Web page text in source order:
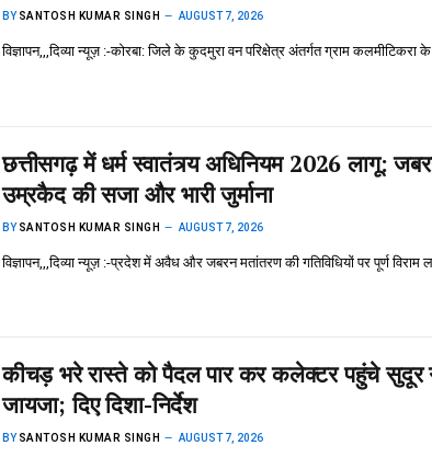
BY SANTOSH KUMAR SINGH AUGUST 7, 2026
विज्ञापन,,,दिव्या न्यूज़ :-कोरबा: जिले के कुदमुरा वन परिक्षेत्र अंतर्गत ग्राम कलमीटिकरा
छत्तीसगढ़ में धर्म स्वातंत्र्य अधिनियम 2026 लागू:
उम्रकैद की सजा और भारी जुर्माना
BY SANTOSH KUMAR SINGH AUGUST 7, 2026
विज्ञापन,,,दिव्या न्यूज़ :-प्रदेश में अवैध और जबरन मतांतरण की गतिविधियों पर पूर्ण विराम
कीचड़ भरे रास्ते को पैदल पार कर कलेक्टर पहुंचे सुदूर
जायजा; दिए दिशा-निर्देश
BY SANTOSH KUMAR SINGH AUGUST 7, 2026